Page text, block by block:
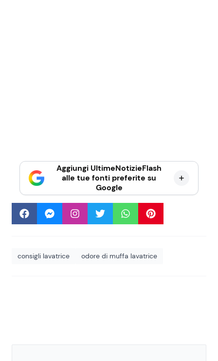
Aggiungi UltimeNotizieFlash
alle tue fonti preferite su
Google
consigli lavatrice odore di muffa lavatrice